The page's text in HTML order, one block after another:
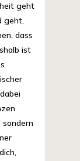
geht
geht,
dass
ist